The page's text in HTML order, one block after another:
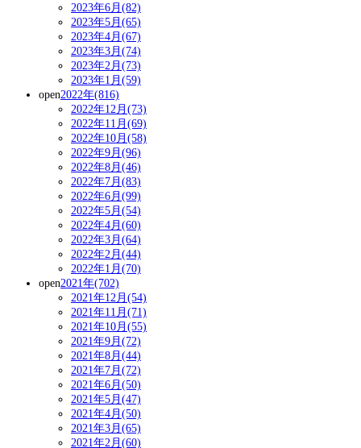
2023年6月(82)
2023年5月(65)
2023年4月(67)
2023年3月(74)
2023年2月(73)
2023年1月(59)
open2022年(816)
2022年12月(73)
2022年11月(69)
2022年10月(58)
2022年9月(96)
2022年8月(46)
2022年7月(83)
2022年6月(99)
2022年5月(54)
2022年4月(60)
2022年3月(64)
2022年2月(44)
2022年1月(70)
open2021年(702)
2021年12月(54)
2021年11月(71)
2021年10月(55)
2021年9月(72)
2021年8月(44)
2021年7月(72)
2021年6月(50)
2021年5月(47)
2021年4月(50)
2021年3月(65)
2021年2月(60)